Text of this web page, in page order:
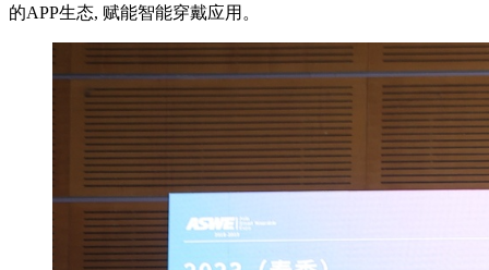
的APP生态, 赋能智能穿戴应用。